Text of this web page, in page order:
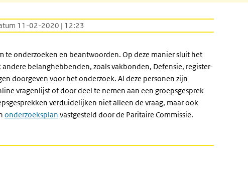
11-02-2020 | 12:23
te onderzoeken en beantwoorden. Op deze manier sluit het
belanghebbenden, zoals vakbonden, Defensie, register-
doorgeven voor het onderzoek. Al deze personen zijn
vragenlijst of door deel te nemen aan een groepsgesprek
verduidelijken niet alleen de vraag, maar ook
onderzoeksplan vastgesteld door de Paritaire Commissie.